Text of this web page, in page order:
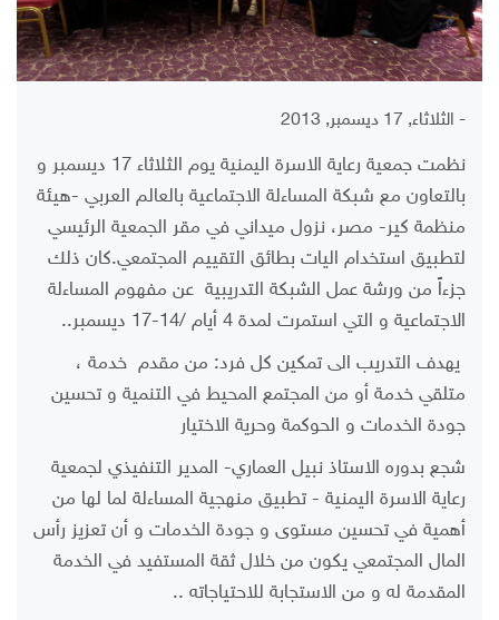
- الثلاثاء, 17 ديسمبر, 2013
نظمت جمعية رعاية الاسرة اليمنية يوم الثلاثاء 17 ديسمبر و
بالتعاون مع شبكة المساءلة الاجتماعية بالعالم العربي -هيئة
منظمة كير- مصر، نزول ميداني في مقر الجمعية الرئيسي
لتطبيق استخدام اليات بطائق التقييم المجتمعي.كان ذلك
جزءاً من ورشة عمل الشبكة التدريبية عن مفهوم المساءلة
الاجتماعية و التي استمرت لمدة 4 أيام /14-17 ديسمبر..
يهدف التدريب الى تمكين كل فرد: من مقدم خدمة ،
متلقي خدمة أو من المجتمع المحيط في التنمية و تحسين
جودة الخدمات و الحوكمة وحرية الاختيار
شجع بدوره الاستاذ نبيل العماري- المدير التنفيذي لجمعية
رعاية الاسرة اليمنية - تطبيق منهجية المساءلة لما لها من
أهمية في تحسين مستوى و جودة الخدمات و أن تعزيز رأس
المال المجتمعي يكون من خلال ثقة المستفيد في الخدمة
المقدمة له و من الاستجابة للاحتياجاته ..